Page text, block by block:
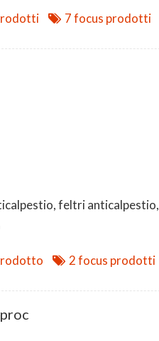
7 focus prodotti
feltri anticalpestio,
2 focus prodotti